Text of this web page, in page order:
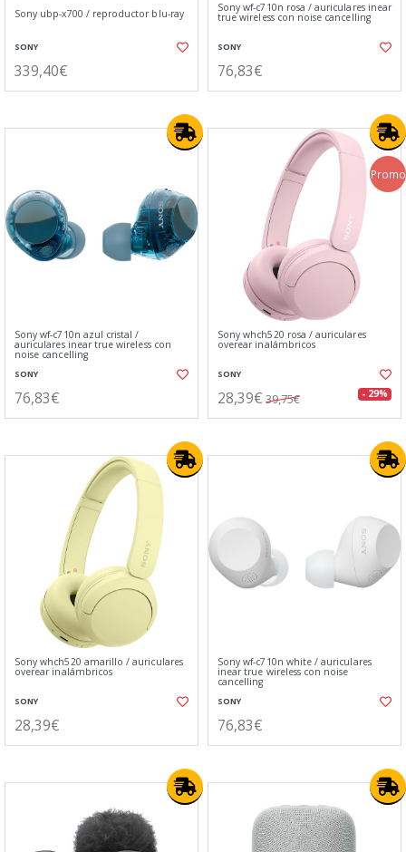
Sony ubp-x700 / reproductor blu-ray
SONY
339,40€
Sony wf-c710n rosa / auriculares inear
true wireless con noise cancelling
SONY
76,83€
Sony wf-c710n azul cristal /
auriculares inear true wireless con
noise cancelling
SONY
76,83€
Promo
Sony whch520 rosa / auriculares
overear inalámbricos
SONY
28,39€ 39,75€ - 29%
Sony whch520 amarillo / auriculares
overear inalámbricos
SONY
28,39€
Sony wf-c710n white / auriculares
inear true wireless con noise
cancelling
SONY
76,83€